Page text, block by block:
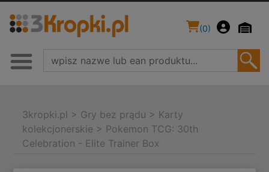
(0)
3kropki.pl > Gry bez prądu > Karty
kolekcjonerskie > Pokemon TCG: 30th
Celebration - Elite Trainer Box